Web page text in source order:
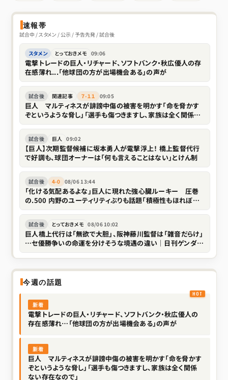
速報帯
試合中 / スタメン / 公示 / 予告先発 / 試合後
スタメン とっておきメモ 09:06
電撃トレードの巨人・リチャード、ソフトバンク・秋広優人の存
在感薄れ...「他球団の方が出場機会ある」の声が
試合後 関連記事 ７-１１ 09:05
巨人 マルティネスが誹謗中傷の被害を明かす「命を脅かす
ぞというような脅し」「選手も傷つきますし、家族は全く関係な
試合後 巨人 09:02
【巨人】次期監督候補に坂本勇人が電撃浮上！ 橋上監督代行
で好調も、球団オーナーは「何も言えることはない」とけん制
試合後 4-0 08/06 13:44
「化ける気配あるよな」巨人に現れた強心臓ルーキー 圧巻
の.500 内野のユーティリティぶりも話題「積極性もほれぼれ
試合後 とっておきメモ 08/06 10:02
巨人橋上代行は「無欲で大胆」、阪神藤川監督は「雑音だらけ」
…セ優勝争いの命運を分けそうな境遇の違い｜日刊ゲンダイ
DIGITAL
今週の話題
新着
電撃トレードの巨人・リチャード、ソフトバンク・秋広優人の
存在感薄れ…「他球団の方が出場機会ある」の声が
新着
巨人 マルティネスが誹謗中傷の被害を明かす「命を脅かす
ぞというような脅し」「選手も傷つきますし、家族は全く関係
ない存在なので」